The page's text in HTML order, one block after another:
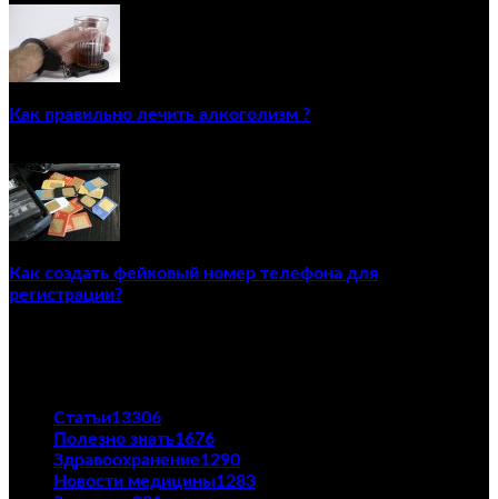
Как правильно лечить алкоголизм ?
Как создать фейковый номер телефона для
регистрации?
Статьи13306
Полезно знать1676
Здравоохранение1290
Новости медицины1283